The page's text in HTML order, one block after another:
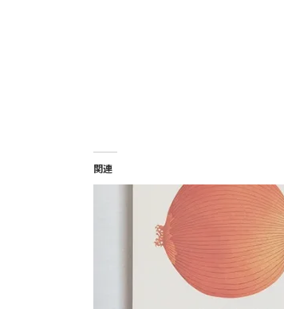
関連